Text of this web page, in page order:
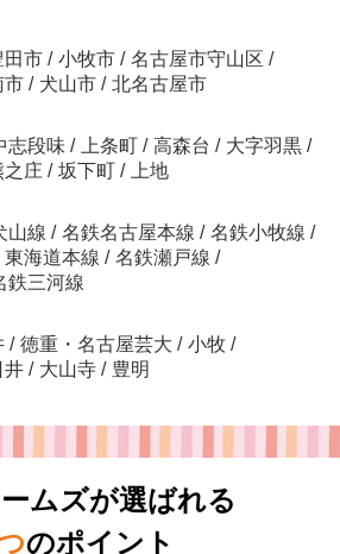
田市 / 小牧市 / 名古屋市守山区 /
市 / 犬山市 / 北名古屋市
志段味 / 上条町 / 高森台 / 大字羽黒 /
之庄 / 坂下町 /
上地
山線 / 名鉄名古屋本線 / 名鉄小牧線 /
東海道本線 / 名鉄瀬戸線 /
鉄三河線
/ 徳重・名古屋芸大 / 小牧 /
井 / 大山寺 / 豊明
ムズが選ばれる
のポイント